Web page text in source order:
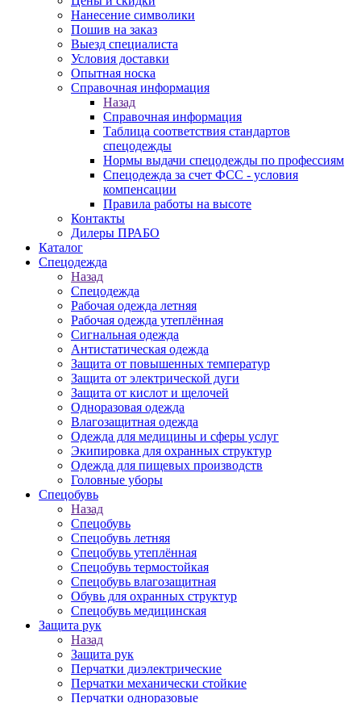
Нанесение символики
Пошив на заказ
Выезд специалиста
Условия доставки
Опытная носка
Справочная информация
Назад
Справочная информация
Таблица соответствия стандартов
спецодежды
Нормы выдачи спецодежды по профессиям
Спецодежда за счет ФСС - условия
компенсации
Правила работы на высоте
Контакты
Дилеры ПРАБО
Каталог
Спецодежда
Назад
Спецодежда
Рабочая одежда летняя
Рабочая одежда утеплённая
Сигнальная одежда
Антистатическая одежда
Защита от повышенных температур
Защита от электрической дуги
Защита от кислот и щелочей
Одноразовая одежда
Влагозащитная одежда
Одежда для медицины и сферы услуг
Экипировка для охранных структур
Одежда для пищевых производств
Головные уборы
Спецобувь
Назад
Спецобувь
Спецобувь летняя
Спецобувь утеплённая
Спецобувь термостойкая
Спецобувь влагозащитная
Обувь для охранных структур
Спецобувь медицинская
Защита рук
Назад
Защита рук
Перчатки диэлектрические
Перчатки механически стойкие
Перчатки одноразовые